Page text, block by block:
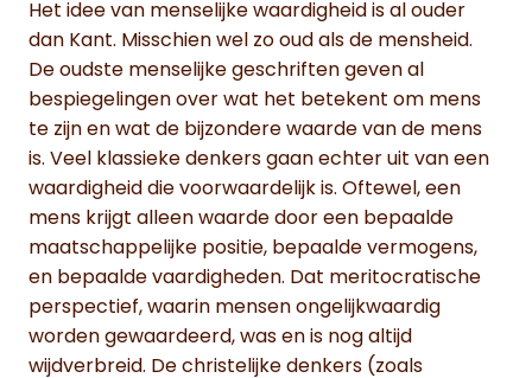
Het idee van menselijke waardigheid is al ouder
dan Kant. Misschien wel zo oud als de mensheid.
De oudste menselijke geschriften geven al
bespiegelingen over wat het betekent om mens
te zijn en wat de bijzondere waarde van de mens
is. Veel klassieke denkers gaan echter uit van een
waardigheid die voorwaardelijk is. Oftewel, een
mens krijgt alleen waarde door een bepaalde
maatschappelijke positie, bepaalde vermogens,
en bepaalde vaardigheden. Dat meritocratische
perspectief, waarin mensen ongelijkwaardig
worden gewaardeerd, was en is nog altijd
wijdverbreid. De christelijke denkers (zoals